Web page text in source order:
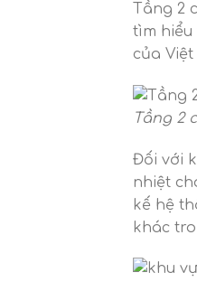
Tầng 2
tìm hiểu
của
Tầng 2
Đối với
nhiệt
kế hệ
khác